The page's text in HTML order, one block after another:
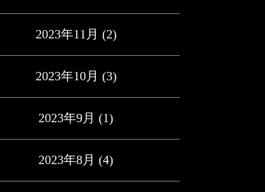
2023年11月 (2)
2023年10月 (3)
2023年9月 (1)
2023年8月 (4)